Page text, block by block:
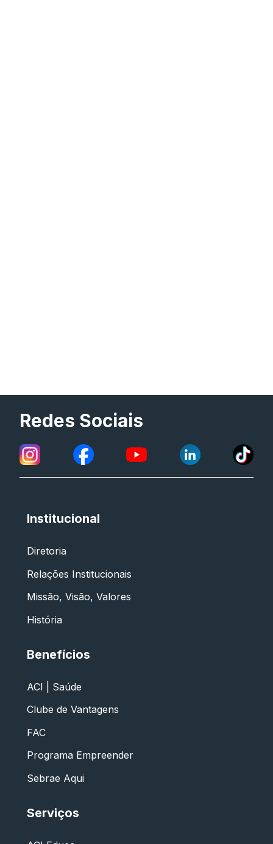
Redes Sociais
Institucional
Diretoria
Relações Institucionais
Missão, Visão, Valores
História
Benefícios
ACI | Saúde
Clube de Vantagens
FAC
Programa Empreender
Sebrae Aqui
Serviços